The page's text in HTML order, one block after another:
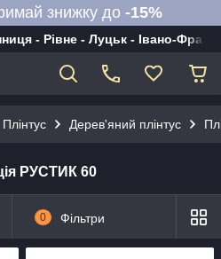
знижку до -15%
- Рівне - Луцьк - Івано-
Плінтус Дерев'яний плінтус
РУСТИК 60
0 Фільтри